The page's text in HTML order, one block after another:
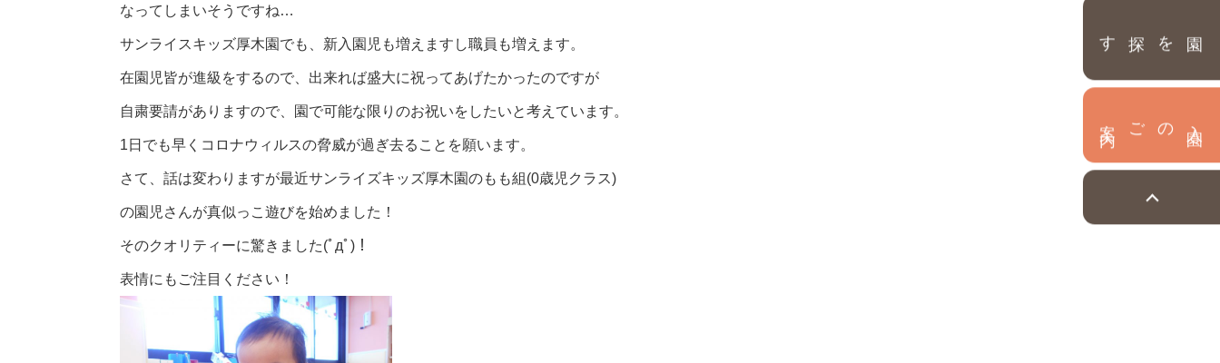
園を探す
なってしまいそうですね…
サンライスキッズ厚木園でも、新入園児も増えますし職員も増えます。
在園児皆が進級をするので、出来れば盛大に祝ってあげたかったのですが
自粛要請がありますので、園で可能な限りのお祝いをしたいと考えています。
1日でも早くコロナウィルスの脅威が過ぎ去ることを願います。
さて、話は変わりますが最近サンライズキッズ厚木園のもも組(0歳児クラス)
の園児さんが真似っこ遊びを始めました！
そのクオリティーに驚きました(ﾟдﾟ)！
表情にもご注目ください！